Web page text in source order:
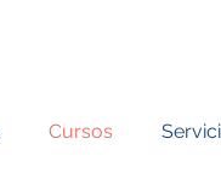
Cursos